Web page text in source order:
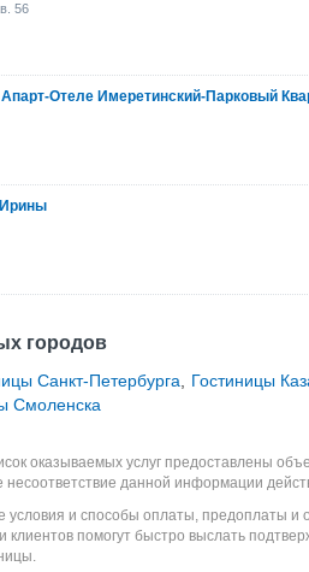
56
Отеле Имеретинский-Парковый
городов
Санкт-Петербурга
Гостиницы
Смоленска
оказываемых услуг предоставлены
несоответствие данной информации
условия и способы оплаты, предоплаты и
клиентов помогут быстро выслать